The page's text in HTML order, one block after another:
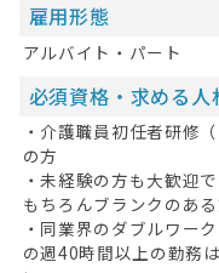
雇用形態
アルバイト・パート
必須資格・求める人
・介護職員初任者研修
の方
・未経験の方も大歓迎
もちろんブランクのある
・同業界のダブルワー
の週40時間以上の勤務